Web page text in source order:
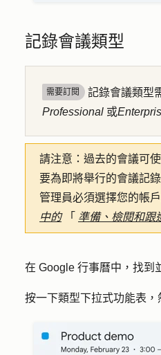
記錄會議類型
需要訂閱 記錄會議類型
Professional 或
請注意： 過去的會議可
要為即將舉行的會議記
管理員必須選擇您的帳
中的
「 準備、檢閱和跟
在 Google 行事曆中，找到
按一下類型 下拉式功能表